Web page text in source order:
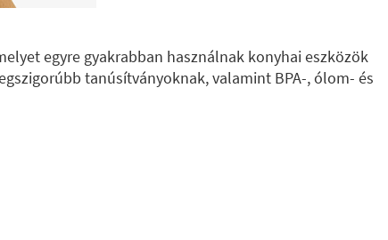
egyre gyakrabban használnak konyhai eszközök
tanúsítványoknak, valamint BPA-, ólom- és